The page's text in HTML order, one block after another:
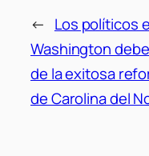
← Los políticos
Washington
de la exitosa
de Carolina del